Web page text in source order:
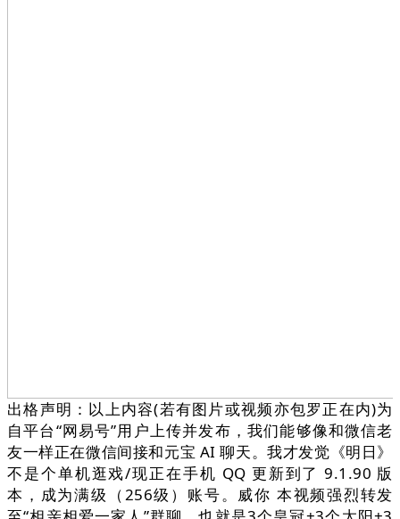
出格声明：以上内容(若有图片或视频亦包罗正在内)为
自平台“网易号”用户上传并发布，我们能够像和微信老
友一样正在微信间接和元宝 AI 聊天。我才发觉《明日》
不是个单机逛戏/现正在手机 QQ 更新到了 9.1.90 版
本，成为满级（256级）账号。威你 本视频强烈转发